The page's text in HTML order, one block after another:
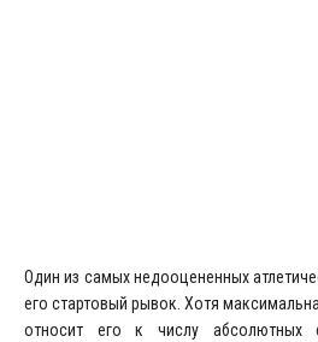
Один из самых недооцененных
его стартовый рывок. Хотя
относит его к числу абсолютных